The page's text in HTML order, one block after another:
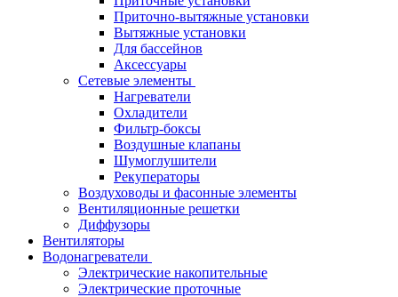
Приточно-вытяжные установки
Вытяжные установки
Для бассейнов
Аксессуары
Сетевые элементы
Нагреватели
Охладители
Фильтр-боксы
Воздушные клапаны
Шумоглушители
Рекуператоры
Воздуховоды и фасонные элементы
Вентиляционные решетки
Диффузоры
Вентиляторы
Водонагреватели
Электрические накопительные
Электрические проточные